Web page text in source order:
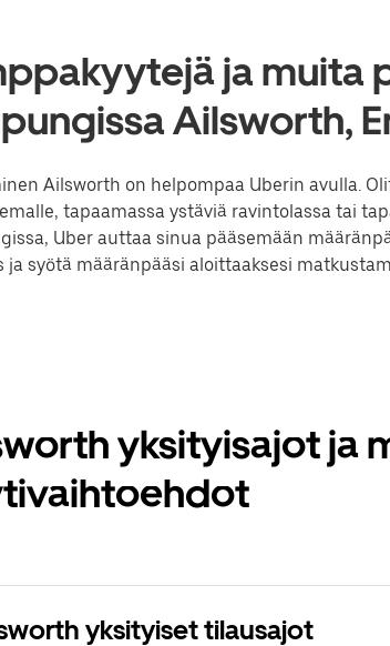
ja muita
Ailsworth,
Ailsworth on helpompaa Uberin avulla.
tapaamassa ystäviä ravintolassa tai
Uber auttaa sinua pääsemään
ja syötä määränpääsi aloittaaksesi
yksityisajot ja
yksityiset tilausajot